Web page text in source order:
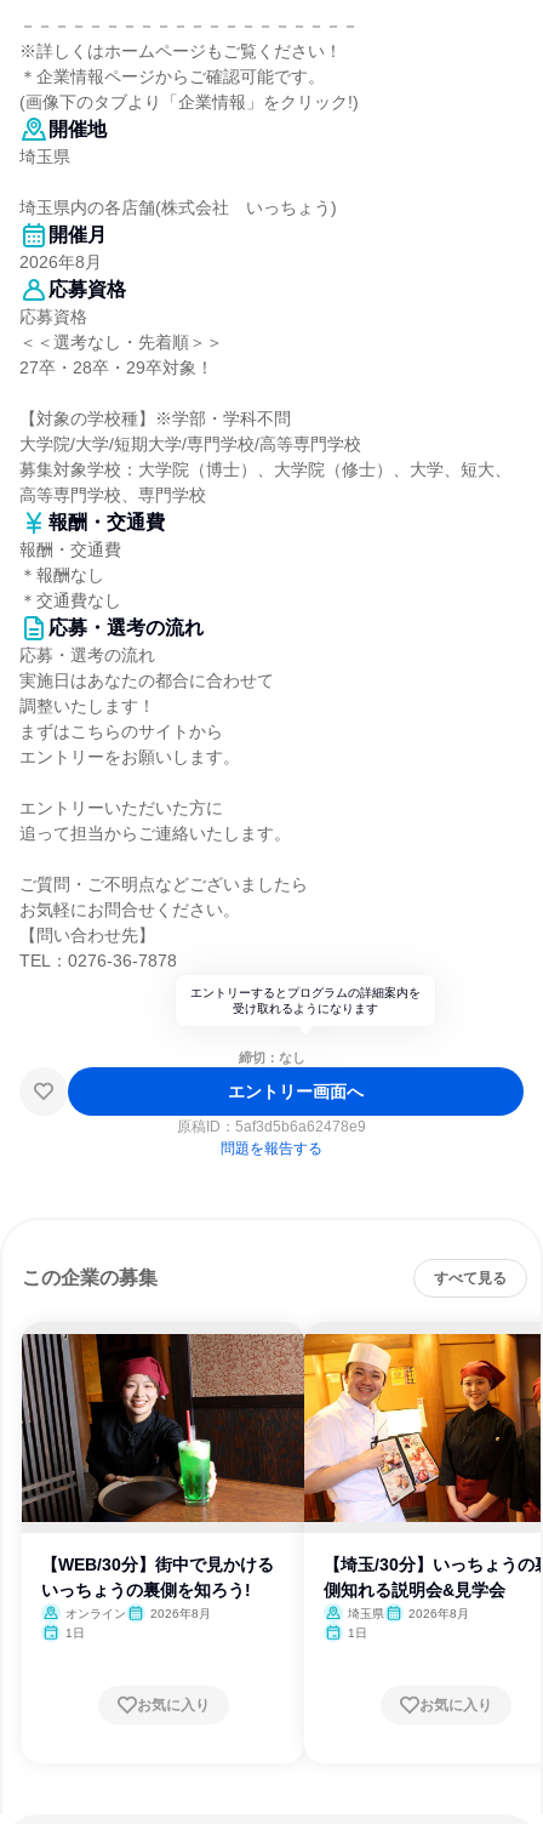
－－－－－－－－－－－－－－－－－－－－
※詳しくはホームページもご覧ください！
＊企業情報ページからご確認可能です。
(画像下のタブより「企業情報」をクリック!)
開催地
埼玉県
埼玉県内の各店舗(株式会社 いっちょう)
開催月
2026年8月
応募資格
応募資格
＜＜選考なし・先着順＞＞
27卒・28卒・29卒対象！
【対象の学校種】※学部・学科不問
大学院/大学/短期大学/専門学校/高等専門学校
募集対象学校：大学院（博士）、大学院（修士）、大学、短大、
高等専門学校、専門学校
報酬・交通費
報酬・交通費
＊報酬なし
＊交通費なし
応募・選考の流れ
応募・選考の流れ
実施日はあなたの都合に合わせて
調整いたします！
まずはこちらのサイトから
エントリーをお願いします。
エントリーいただいた方に
追って担当からご連絡いたします。
ご質問・ご不明点などございましたら
お気軽にお問合せください。
【問い合わせ先】
TEL：0276-36-7878
エントリーするとプログラムの詳細案内を
受け取れるようになります
締切：なし
エントリー画面へ
原稿ID： 5af3d5b6a62478e9
問題を報告する
この企業の募集 すべて見る
【WEB/30分】街中で見かける
いっちょうの裏側を知ろう!
オンライン
2026年8月
1日
お気に入り
【埼玉/30分】いっちょうの
側知れる説明会&見学会
埼玉県
2026年8月
1日
お気に入り